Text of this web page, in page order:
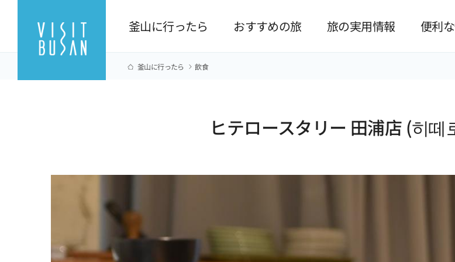
釜山に行ったら おすすめの旅 旅の実用情報 便利
釜山に行ったら 飲食
ヒテロースタリー 田浦店 (히떼